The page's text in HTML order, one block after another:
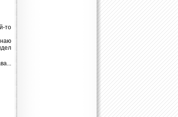
то